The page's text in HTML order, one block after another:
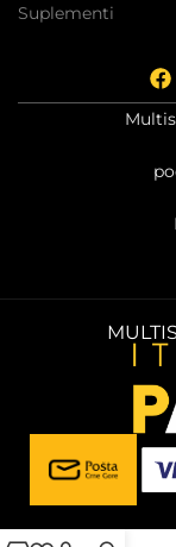
Suplementi